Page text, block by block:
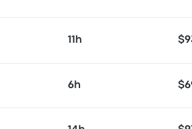
11h
6h